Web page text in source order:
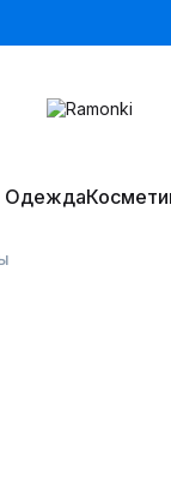
Одежда